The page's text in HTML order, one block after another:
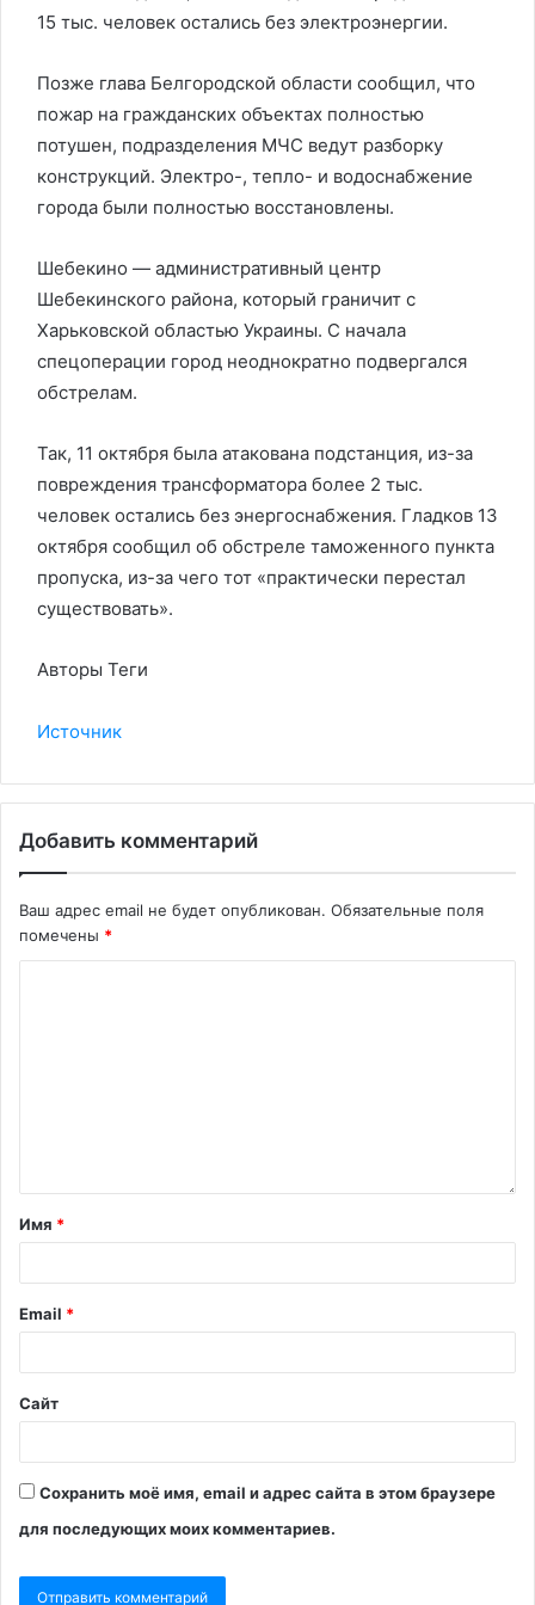
15 тыс. человек остались без электроэнергии.
Позже глава Белгородской области сообщил, что
пожар на гражданских объектах полностью
потушен, подразделения МЧС ведут разборку
конструкций. Электро-, тепло- и водоснабжение
города были полностью восстановлены.
Шебекино — административный центр
Шебекинского района, который граничит с
Харьковской областью Украины. С начала
спецоперации город неоднократно подвергался
обстрелам.
Так, 11 октября была атакована подстанция, из-за
повреждения трансформатора более 2 тыс.
человек остались без энергоснабжения. Гладков 13
октября сообщил об обстреле таможенного пункта
пропуска, из-за чего тот «практически перестал
существовать».
Авторы Теги
Источник
Добавить комментарий
Ваш адрес email не будет опубликован. Обязательные поля
помечены *
Имя *
Email *
Сайт
Сохранить моё имя, email и адрес сайта в этом браузере
для последующих моих комментариев.